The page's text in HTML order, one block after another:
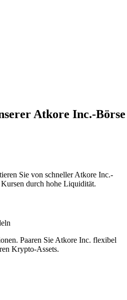
Atkore Inc.-Börse
Sie von schneller Atkore Inc.-
durch hohe Liquidität.
Paaren Sie Atkore Inc. flexibel
Krypto-Assets.